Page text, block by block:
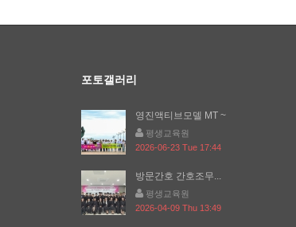
포토갤러리
영진액티브모델 MT ~
평생교육원
2026-06-23 Tue 17:44
방문간호 간호조무...
평생교육원
2026-04-09 Thu 13:49